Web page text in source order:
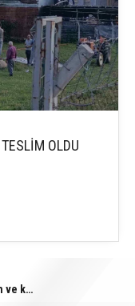
OLDU
İnegöl’de orman yangını; Havadan ve karadan müdahale başlatıldı